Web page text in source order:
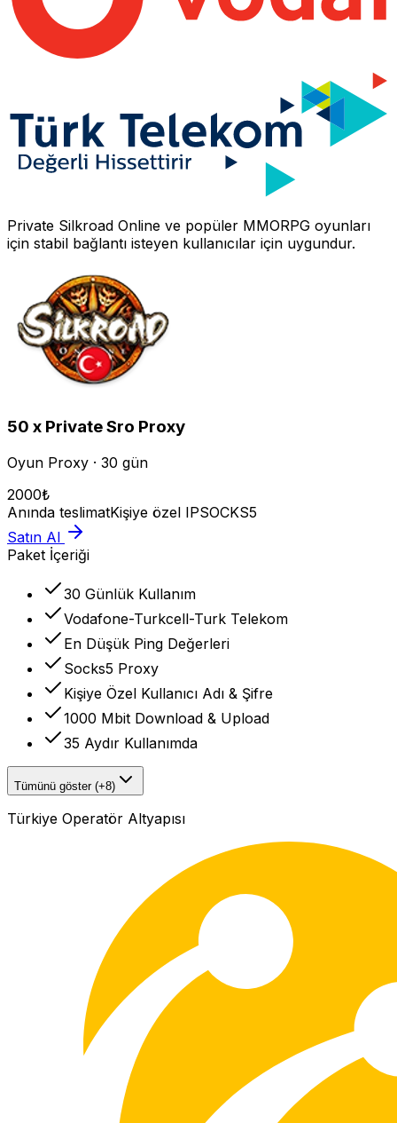
Private Silkroad Online ve popüler MMORPG oyunları
için stabil bağlantı isteyen kullanıcılar için uygundur.
50 x Private Sro Proxy
Oyun Proxy · 30 gün
2000₺
Anında teslimatKişiye özel IPSOCKS5
Satın Al
Paket İçeriği
30 Günlük Kullanım
Vodafone-Turkcell-Turk Telekom
En Düşük Ping Değerleri
Socks5 Proxy
Kişiye Özel Kullanıcı Adı & Şifre
1000 Mbit Download & Upload
35 Aydır Kullanımda
Tümünü göster (+8)
Türkiye Operatör Altyapısı